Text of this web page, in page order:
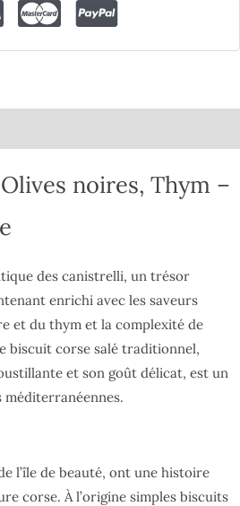
noires, Thym –
des canistrelli, un trésor
enrichi avec les saveurs
et du thym et la complexité de
biscuit corse salé traditionnel,
et son goût délicat, est un
l’île de beauté, ont une histoire
corse. À l’origine simples biscuits